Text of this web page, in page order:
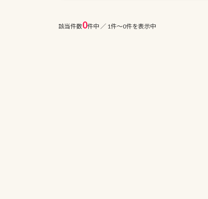
該当件数0件中 ／ 1件〜0件を表示中